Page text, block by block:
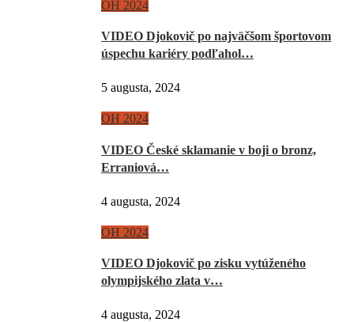
OH 2024
VIDEO Djokovič po najväčšom športovom
úspechu kariéry podľahol…
5 augusta, 2024
OH 2024
VIDEO České sklamanie v boji o bronz,
Erraniová…
4 augusta, 2024
OH 2024
VIDEO Djokovič po zisku vytúženého
olympijského zlata v…
4 augusta, 2024